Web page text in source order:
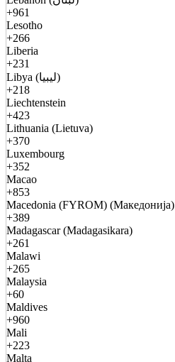
+961
Lesotho
+266
Liberia
+231
Libya (ليبيا)
+218
Liechtenstein
+423
Lithuania (Lietuva)
+370
Luxembourg
+352
Macao
+853
Macedonia (FYROM) (Македонија)
+389
Madagascar (Madagasikara)
+261
Malawi
+265
Malaysia
+60
Maldives
+960
Mali
+223
Malta